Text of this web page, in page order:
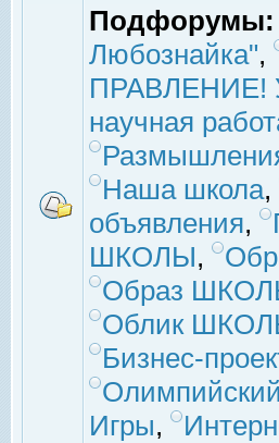
Подфорумы:
Любознайка",
ПРАВЛЕНИЕ!
научная
Наша школа,
объявления,
ШКОЛЫ,
Образ
Облик
Бизнес-
Игры,